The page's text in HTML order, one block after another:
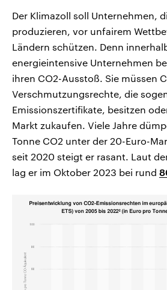
Der Klimazoll soll Unternehmen,
produzieren, vor unfairem
Ländern schützen. Denn
energieintensive Unternehmen
ihren CO2-Ausstoß. Sie müssen
Verschmutzungsrechte, die
Emissionszertifikate, besitzen
Markt zukaufen. Viele Jahre
Tonne CO2 unter der 20-Euro-
seit 2020 steigt er rasant. Laut
lag er im Oktober 2023 bei rund